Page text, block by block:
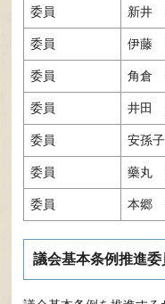
委員 新井
委員 伊藤
委員 角倉
委員 井田
委員 安孫
委員 藥丸
委員 本郷
議会基本条例推進委